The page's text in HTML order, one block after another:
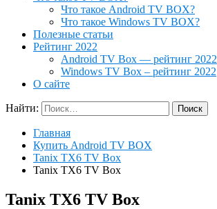
Что такое Android TV BOX?
Что такое Windows TV BOX?
Полезные статьи
Рейтинг 2022
Android TV Box — рейтинг 2022
Windows TV Box – рейтинг 2022
О сайте
Найти:
Главная
Купить Android TV BOX
Tanix TX6 TV Box
Tanix TX6 TV Box
Tanix TX6 TV Box